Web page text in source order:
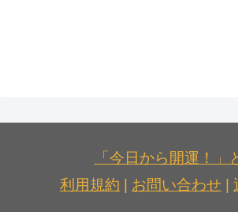
「今日から開運！」
利用規約 | お問い合わせ |